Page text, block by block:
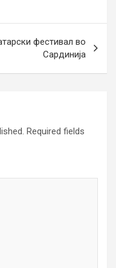
фестивал во
Сардинија
Required fields